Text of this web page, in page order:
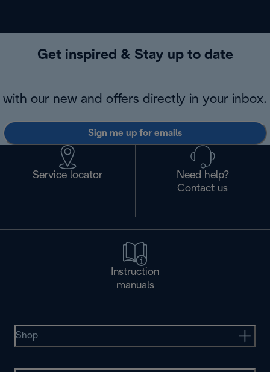
Get inspired & Stay up to date
with our new and offers directly in your inbox.
Sign me up for emails
Service locator
Need help?
Contact us
Instruction
manuals
Shop